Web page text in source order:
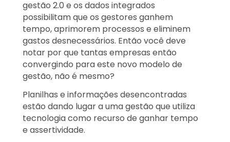
gestão 2.0 e os dados integrados
possibilitam que os gestores ganhem
tempo, aprimorem processos e eliminem
gastos desnecessários. Então você deve
notar por que tantas empresas então
convergindo para este novo modelo de
gestão, não é mesmo?
Planilhas e informações desencontradas
estão dando lugar a uma gestão que utiliza
tecnologia como recurso de ganhar tempo
e assertividade.